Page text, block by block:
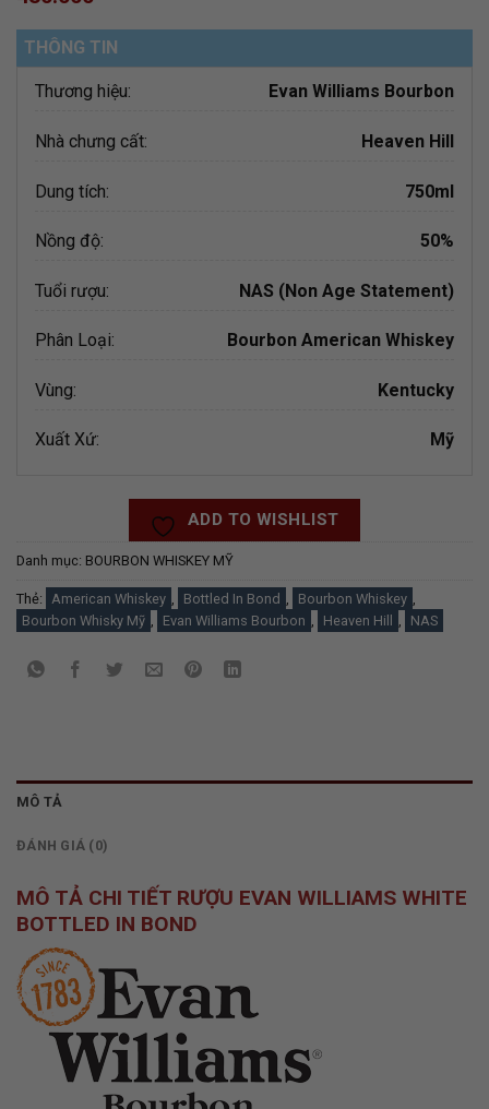
THÔNG TIN
Thương hiệu: Evan Williams Bourbon
Nhà chưng cất: Heaven Hill
Dung tích: 750ml
Nồng độ: 50%
Tuổi rượu: NAS (Non Age Statement)
Phân Loại: Bourbon American Whiskey
Vùng: Kentucky
Xuất Xứ: Mỹ
ADD TO WISHLIST
Danh mục: BOURBON WHISKEY MỸ
Thẻ: American Whiskey Bottled In Bond Bourbon Whiskey
Bourbon Whisky Mỹ
Evan Williams Bourbon Heaven Hill NAS
MÔ TẢ
ĐÁNH GIÁ (0)
MÔ TẢ CHI TIẾT RƯỢU EVAN WILLIAMS WHITE
BOTTLED IN BOND